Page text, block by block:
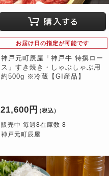
お届け日の指定が可能です
神戸元町辰屋「神戸牛 特撰ロー
ス」すき焼き・しゃぶしゃぶ用
約500g ※冷蔵【GI産品】
21,600円 （税込）
販売中 毎週8在庫数 8
神戸元町辰屋